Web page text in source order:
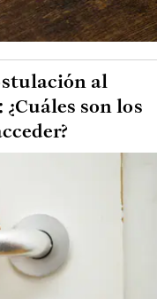
al
son los